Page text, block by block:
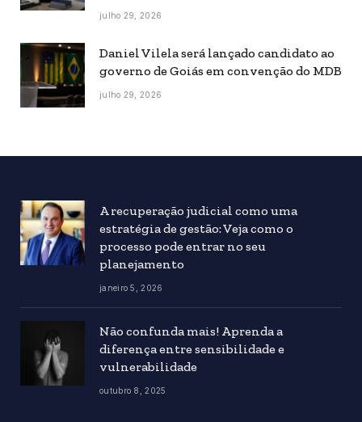
julho 29, 2026
Daniel Vilela será lançado candidato ao
governo de Goiás em convenção do MDB
julho 29, 2026
A recuperação judicial como uma
estratégia de gestão: Veja como o
processo pode entrar no seu
planejamento
janeiro 5, 2026
Não confunda mais! Aprenda a
diferença entre sensibilidade e
vulnerabilidade
outubro 8, 2025